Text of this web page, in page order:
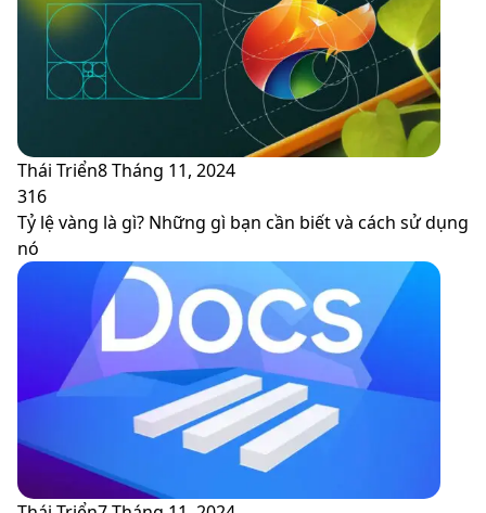
Thái Triển8 Tháng 11, 2024
316
Tỷ lệ vàng là gì? Những gì bạn cần biết và cách sử dụng
nó